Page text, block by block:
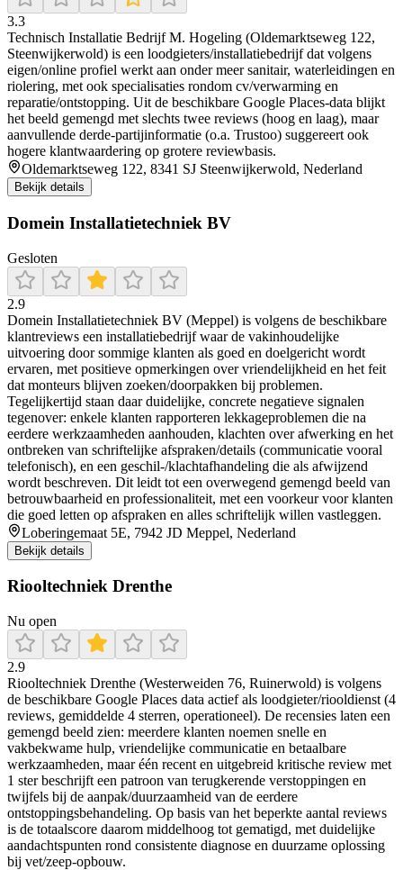
3.3
Technisch Installatie Bedrijf M. Hogeling (Oldemarktseweg 122,
Steenwijkerwold) is een loodgieters/installatiebedrijf dat volgens
eigen/online profiel werkt aan onder meer sanitair, waterleidingen en
riolering, met ook specialisaties rondom cv/verwarming en
reparatie/ontstopping. Uit de beschikbare Google Places-data blijkt
het beeld gemengd met slechts twee reviews (hoog en laag), maar
aanvullende derde-partijinformatie (o.a. Trustoo) suggereert ook
hogere klantwaardering op grotere reviewbasis.
Oldemarktseweg 122, 8341 SJ Steenwijkerwold, Nederland
Bekijk details
Domein Installatietechniek BV
Gesloten
2.9
Domein Installatietechniek BV (Meppel) is volgens de beschikbare
klantreviews een installatiebedrijf waar de vakinhoudelijke
uitvoering door sommige klanten als goed en doelgericht wordt
ervaren, met positieve opmerkingen over vriendelijkheid en het feit
dat monteurs blijven zoeken/doorpakken bij problemen.
Tegelijkertijd staan daar duidelijke, concrete negatieve signalen
tegenover: enkele klanten rapporteren lekkageproblemen die na
eerdere werkzaamheden aanhouden, klachten over afwerking en het
ontbreken van schriftelijke afspraken/details (communicatie vooral
telefonisch), en een geschil-/klachtafhandeling die als afwijzend
wordt beschreven. Dit leidt tot een overwegend gemengd beeld van
betrouwbaarheid en professionaliteit, met een voorkeur voor klanten
die goed letten op afspraken en alles schriftelijk willen vastleggen.
Loberingemaat 5E, 7942 JD Meppel, Nederland
Bekijk details
Riooltechniek Drenthe
Nu open
2.9
Riooltechniek Drenthe (Westerweiden 76, Ruinerwold) is volgens
de beschikbare Google Places data actief als loodgieter/riooldienst (4
reviews, gemiddelde 4 sterren, operationeel). De recensies laten een
gemengd beeld zien: meerdere klanten noemen snelle en
vakbekwame hulp, vriendelijke communicatie en betaalbare
werkzaamheden, maar één recent en uitgebreid kritische review met
1 ster beschrijft een patroon van terugkerende verstoppingen en
twijfels bij de aanpak/duurzaamheid van de eerdere
ontstoppingsbehandeling. Op basis van het beperkte aantal reviews
is de totaalscore daarom middelhoog tot gematigd, met duidelijke
aandachtspunten rond consistente diagnose en duurzame oplossing
bij vet/zeep-opbouw.